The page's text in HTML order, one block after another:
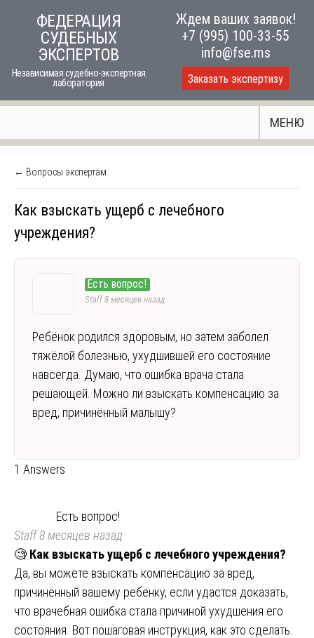
ФЕДЕРАЦИЯ
СУДЕБНЫХ
ЭКСПЕРТОВ
Независимая судебно-экспертная
лаборатория
Ждем ваших заявок!
+7 (995) 100-33-55
info@fse.ms
Заказать экспертизу
МЕНЮ
← Вопросы экспертам
Как взыскать ущерб с лечебного
учреждения?
Есть вопрос!
Staff8 месяцев назад
Ребёнок родился здоровым, но затем заболел
тяжёлой болезнью, ухудшившей его состояние
навсегда. Думаю, что ошибка врача стала
решающей. Можно ли взыскать компенсацию за
вред, причинённый малышу?
1 Answers
Есть вопрос!
Staff8 месяцев назад
🧐 Как взыскать ущерб с лечебного учреждения?
Да, вы можете взыскать компенсацию за вред,
причинённый вашему ребёнку, если удастся доказать,
что врачебная ошибка стала причиной ухудшения его
состояния. Вот пошаговая инструкция, как это сделать: